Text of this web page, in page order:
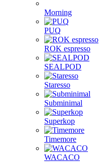
Morning
PUQ
ROK espresso
SEALPOD
Staresso
Subminimal
Superkop
Timemore
WACACO